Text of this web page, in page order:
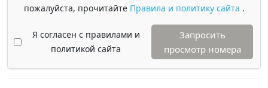
пожалуйста, прочитайте Правила и политику сайта .
Я согласен с правилами и
политикой сайта
Запросить
просмотр номера